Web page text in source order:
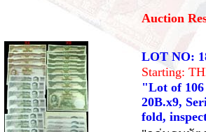
Auction
LOT NO:
Starting:
"Lot of
20B.x9,
fold,